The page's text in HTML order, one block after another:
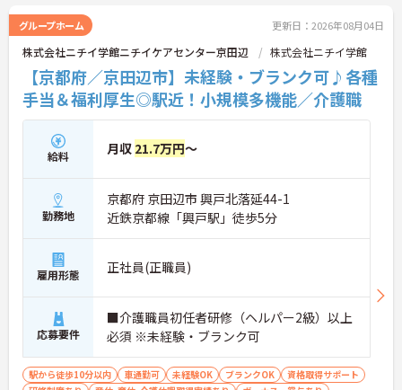
・拠点間での応援や支店による管理体制が機能して
いるため、欠員が生じた際もチーム全体でカバーし
合えます。
・ブランクのある方も経験豊富なスタッフから丁寧
な研修を受けられるため、安心して業務をリスター
トできます。
当、子ども手当などが充実しており、ご自身のライ
フステージが変化しても安心して長く働き続けられ
る待遇が用意されています。
★おすすめPOINT★
【大手グループの安定した経営基盤のもとで長く働
ける環境です】 ・全国規模の展開と強固な財務基盤
による安定性があるため、長期的な視点でのキャリ
ア形成が期待できます。 ・産休や育休、介護休暇の
取得実績が豊富にあるため、ライフステージの変化
に合わせて無理なく働き続けられます。
・在籍年数に応じて毎月支給される手当があるた
め、長く勤めるほど着実な給与アップが期待できま
・時間帯別手当や送迎業務に応じた運転手当が設定
されているため、対応した業務がしっかりと給与に
反映されます。
【明確なキャリアパスで目標を持ったステップアッ
グループホーム 更新日：2026年08月04日
株式会社ニチイ学館ニチイケアセンター京田辺 株式会社ニチイ学館
【京都府／京田辺市】未経験・ブランク可♪各種
手当＆福利厚生◎駅近！小規模多機能／介護職
給料 月収 21.7万円～
勤務地
京都府 京田辺市 興戸北落延44-1
近鉄京都線「興戸駅」徒歩5分
雇用形態 正社員(正職員)
応募要件
■介護職員初任者研修（ヘルパー2級）以上
必須 ※未経験・ブランク可
駅から徒歩10分以内 車通勤可 未経験OK ブランクOK
資格取得サポート